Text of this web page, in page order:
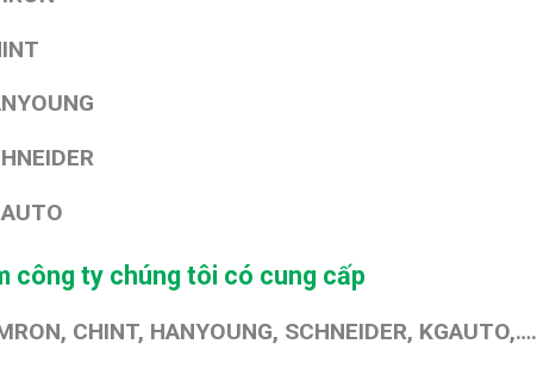
công ty chúng tôi có cung cấp
, CHINT, HANYOUNG, SCHNEIDER, KGAUTO,….